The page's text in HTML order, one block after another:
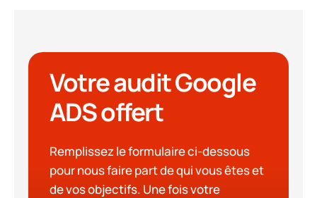
Votre audit Google
ADS offert
Remplissez le formulaire ci-dessous
pour nous faire part de qui vous êtes et
de vos objectifs. Une fois votre